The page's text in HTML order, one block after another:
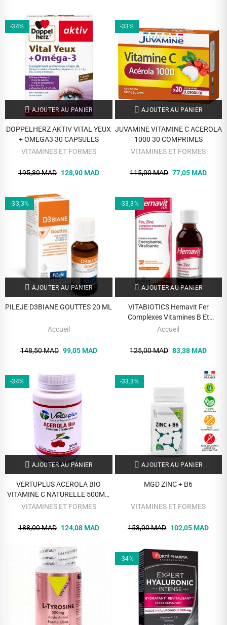
-34%
AJOUTER AU PANIER
DOPPELHERZ AKTIV VITAL YEUX
+ OMEGA3 30 CAPSULES
VITAMINES ET FORMES
195,30 MAD 128,90 MAD
-33%
AJOUTER AU PANIER
JUVAMINE VITAMINE C ACEROLA
1000 30 COMPRIMES
VITAMINES ET FORMES
115,00 MAD 77,05 MAD
-33,3%
AJOUTER AU PANIER
PILEJE D3BIANE GOUTTES 20 ML
Accueil
148,50 MAD 99,05 MAD
-33,3%
AJOUTER AU PANIER
VITABIOTICS Hemavit Fer
Complexes Vitamines B Et
Minéraux Liquide – 200ml
Accueil
125,00 MAD 83,38 MAD
-34%
AJOUTER AU PANIER
VERTUPLUS ACEROLA BIO
VITAMINE C NATURELLE 500MG
60 GELULES
VITAMINES ET FORMES
188,00 MAD 124,08 MAD
-33,3%
AJOUTER AU PANIER
MGD ZINC + B6
VITAMINES ET FORMES
153,00 MAD 102,05 MAD
-34%